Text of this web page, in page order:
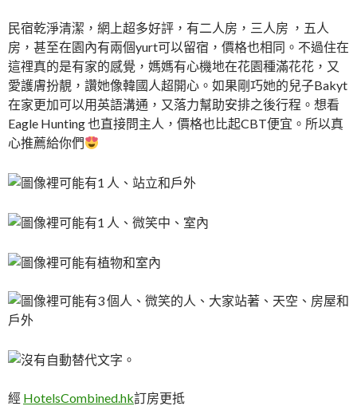
民宿乾淨清潔，網上超多好評，有二人房，三人房 ，五人
房，甚至在園內有兩個yurt可以留宿，價格也相同。不過住在
這𥚃真的是有家的感覺，媽媽有心機地在花園種滿花花，又
愛護膚扮靚，讚她像韓國人超開心。如果剛巧她的兒子Bakyt
在家更加可以用英語溝通，又落力幫助安排之後行程。想看
Eagle Hunting 也直接問主人，價格也比起CBT便宜。所以真
心推薦給你們
經 HotelsCombined.hk訂房更抵